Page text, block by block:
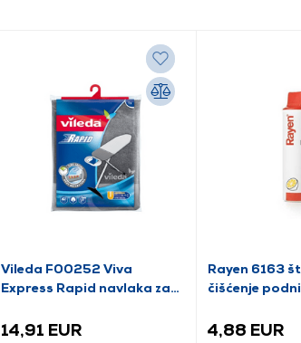
Vileda F00252 Viva
Express Rapid navlaka za
14,91 EUR
Rayen 6163
čišćenje
4,88 EUR